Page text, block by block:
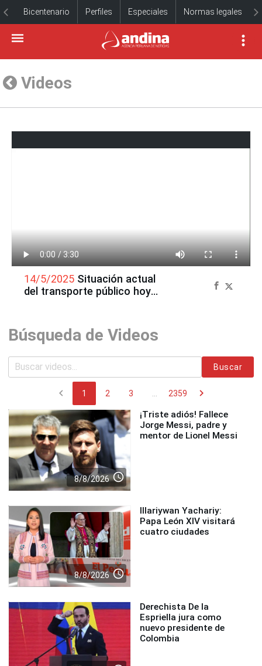
Bicentenario Perfiles Especiales Normas legales
Videos
14/5/2025 Situación actual
del transporte público hoy
Búsqueda de Videos
Buscar
chevron_left 1 2 3 2359 chevron_right
8/8/2026 access_time
¡Triste adiós! Fallece
Jorge Messi, padre y
mentor de Lionel Messi
8/8/2026 access_time
Illariywan Yachariy:
Papa León XIV visitará
cuatro ciudades
Derechista De la
Espriella jura como
nuevo presidente de
Colombia